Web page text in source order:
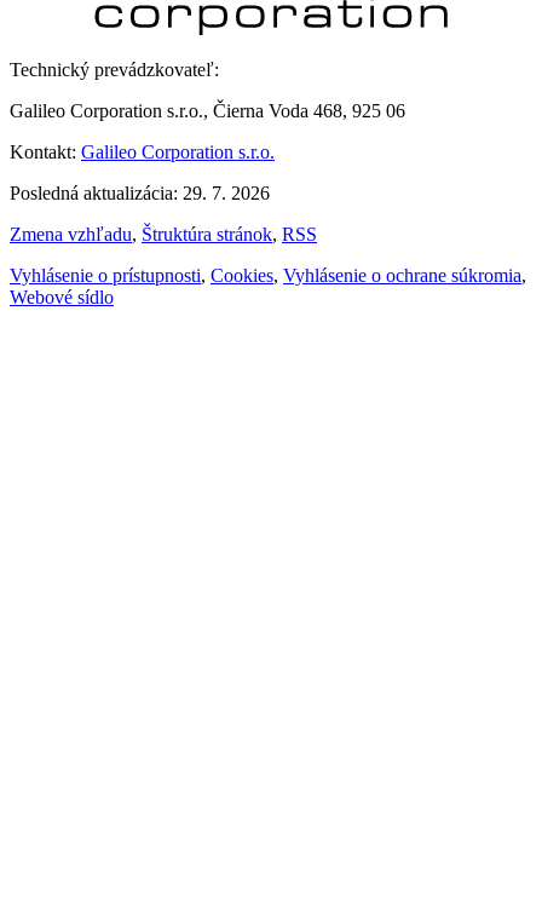
Technický prevádzkovateľ:
Galileo Corporation s.r.o., Čierna Voda 468, 925 06
Kontakt: Galileo Corporation s.r.o.
Posledná aktualizácia: 29. 7. 2026
Zmena vzhľadu, Štruktúra stránok, RSS
Vyhlásenie o prístupnosti, Cookies, Vyhlásenie o ochrane súkromia,
Webové sídlo